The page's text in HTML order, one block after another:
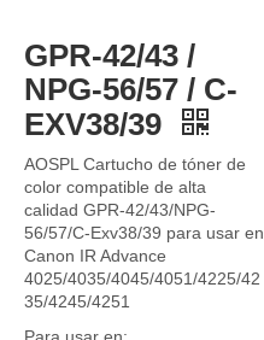
GPR-42/43 /
NPG-56/57 / C-
EXV38/39
AOSPL Cartucho de tóner de
color compatible de alta
calidad GPR-42/43/NPG-
56/57/C-Exv38/39 para usar en
Canon IR Advance
4025/4035/4045/4051/4225/42
35/4245/4251